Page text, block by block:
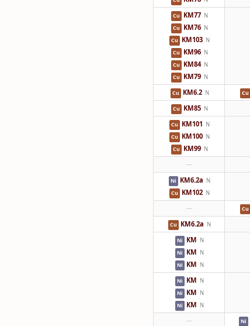
KM77 N
Cu
KM76 N
Cu
KM103 N
Cu
KM96 N
Cu
KM84 N
Cu
KM79 N
Cu
Cu
KM6.2 N
Cu
KM85 N
Cu
KM101 N
Cu
KM100 N
Cu
KM99 N
Cu
—
KM6.2a N
Ni
KM102 N
Cu
Cu
—
KM6.2a N
Cu
KM N
Ni
KM N
Ni
KM N
Ni
KM N
Ni
KM N
Ni
KM N
Ni
Ni
—